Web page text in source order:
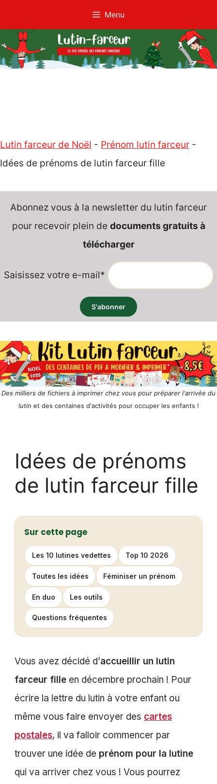
au
contenu
Menu
Lutin farceur de Noël - Prénom lutin farceur -
Idées de prénoms de lutin farceur fille
Abonnez vous à la newsletter du lutin farceur
pour recevoir plein de documents gratuits à
télécharger
Saisissez votre e-mail*
Des milliers de fichiers à imprimer chez vous pour préparer l'arrivée du
lutin et des centaines d'activités pour occuper les enfants !
Idées de prénoms
de lutin farceur fille
Sur cette page
Les 10 lutines vedettes Top 10 2026
Toutes les idées Féminiser un prénom
En duo Les outils
Questions fréquentes
Vous avez décidé d’accueillir un lutin
farceur fille en décembre prochain ! Pour
écrire la lettre du lutin à votre enfant ou
même vous faire envoyer des cartes
postales, il va falloir commencer par
trouver une idée de prénom pour la lutine
qui va arriver chez vous ! Vous pourrez